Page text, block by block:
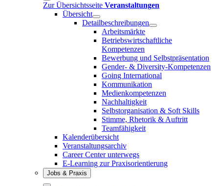
Zur Übersichtsseite Veranstaltungen
Übersicht
Detailbeschreibungen
Arbeitsmärkte
Betriebswirtschaftliche
Kompetenzen
Bewerbung und Selbstpräsentation
Gender- & Diversity-Kompetenzen
Going International
Kommunikation
Medienkompetenzen
Nachhaltigkeit
Selbstorganisation & Soft Skills
Stimme, Rhetorik & Auftritt
Teamfähigkeit
Kalenderübersicht
Veranstaltungsarchiv
Career Center unterwegs
E-Learning zur Praxisorientierung
Jobs & Praxis